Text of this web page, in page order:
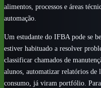
alimentos, processos e áreas
automação.
Um estudante do IFBA pode se
estiver habituado a resolver
classificar chamados de
alunos, automatizar relatórios de
consumo, já viram portfólio.